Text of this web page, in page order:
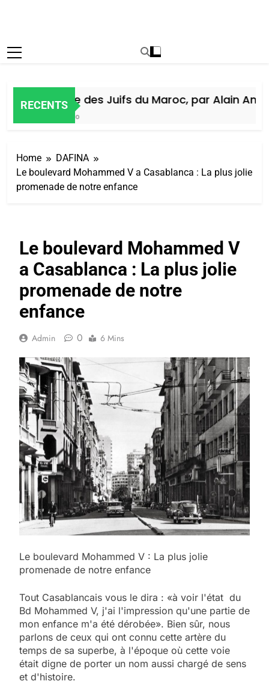
RECENTS
Histoire des Juifs du Maroc, par Alain Amiel
Home
DAFINA
Le boulevard Mohammed V a Casablanca : La plus jolie
promenade de notre enfance
Le boulevard Mohammed V
a Casablanca : La plus jolie
promenade de notre
enfance
Admin 0 6 Mins
Le boulevard Mohammed V : La plus jolie
promenade de notre enfance
Tout Casablancais vous le dira : «à voir l'état du
Bd Mohammed V, j'ai l'impression qu'une partie de
mon enfance m'a été dérobée». Bien sûr, nous
parlons de ceux qui ont connu cette artère du
temps de sa superbe, à l'époque où cette voie
était digne de porter un nom aussi chargé de sens
et d'histoire.